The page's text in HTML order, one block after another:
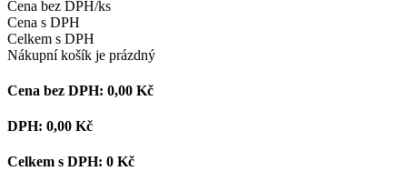
Cena bez DPH/ks
Cena s DPH
Celkem s DPH
Nákupní košík je prázdný
Cena bez DPH: 0,00 Kč
DPH: 0,00 Kč
Celkem s DPH: 0 Kč